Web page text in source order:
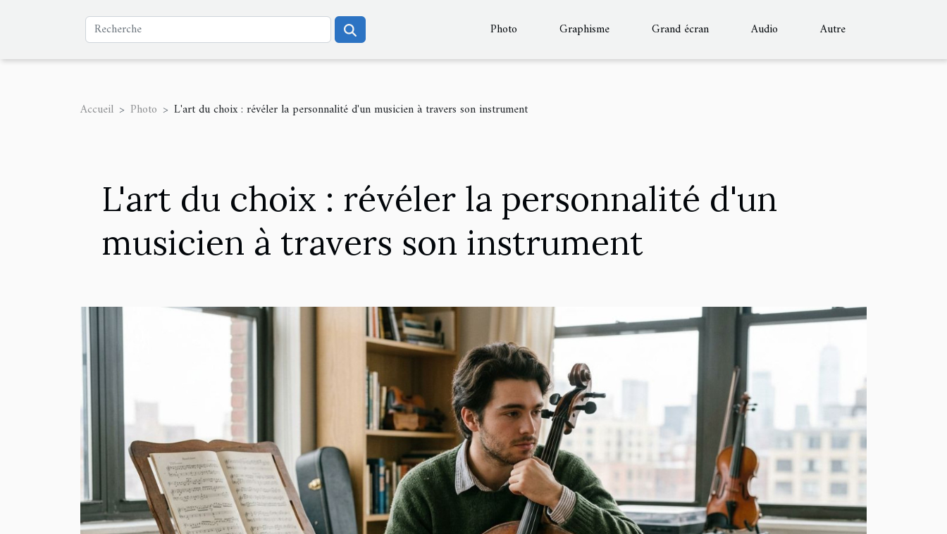
Photo Graphisme Grand écran Audio Autre
Accueil Photo L'art du choix : révéler la personnalité d'un musicien à travers son instrument
L'art du choix : révéler la personnalité d'un
musicien à travers son instrument